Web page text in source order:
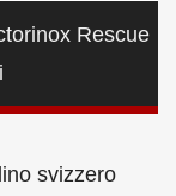
Rescue
svizzero